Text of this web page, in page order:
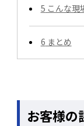
5 こんな現
6 まとめ
お客様の